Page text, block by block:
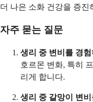
더 나은 소화 건강을 증진
자주 묻는 질문
생리 중 변비를 경
호르몬 변화, 특히
리게 합니다.
생리 중 갈망이 변